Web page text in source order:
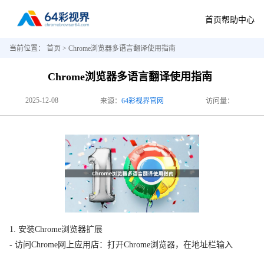
首页帮助中心
当前位置： 首页 > Chrome浏览器多语言翻译使用指南
Chrome浏览器多语言翻译使用指南
2025-12-08 来源： 64彩视界官网 访问量：
1. 安装Chrome浏览器扩展
- 访问Chrome网上应用店：打开Chrome浏览器，在地址栏输入